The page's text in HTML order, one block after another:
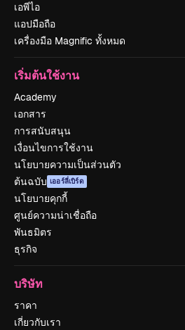
เอพีไอ
แอปมือถือ
เครื่องมือ Magnific ทั้งหมด
เริ่มต้นใช้งาน
Academy
เอกสาร
การสนับสนุน
เงื่อนไขการใช้งาน
นโยบายความเป็นส่วนตัว
ต้นฉบับ เออร์ลี่เบิร์ด
นโยบายคุกกี้
ศูนย์ความน่าเชื่อถือ
พันธมิตร
ธุรกิจ
บริษัท
ราคา
เกี่ยวกับเรา